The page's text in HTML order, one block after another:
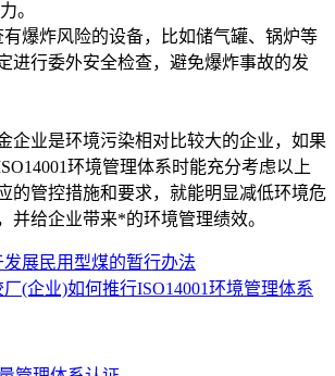
。
炸风险的设备，比如储气罐、锅炉等
进行委外安全检查，避免爆炸事故的发
业是环境污染相对比较大的企业，如果
环境管理体系时能充分考虑以上
的管控措施和要求，就能明显减低环境危
并给企业带来*的环境管理绩效。
发展民用型煤的暂行办法
厂(企业)如何推行ISO14001环境管理体系